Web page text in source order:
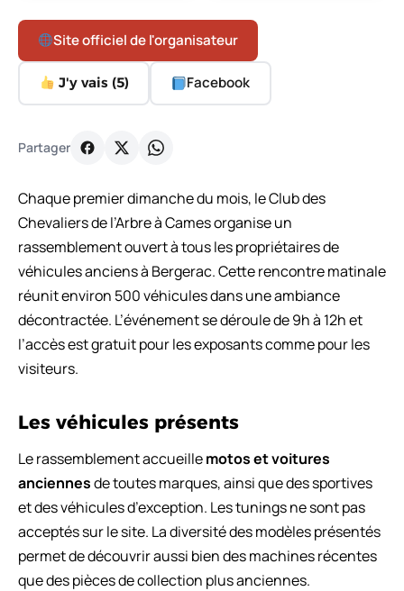
Site officiel de l'organisateur
J'y vais (5) Facebook
Partager
Chaque premier dimanche du mois, le Club des
Chevaliers de l’Arbre à Cames organise un
rassemblement ouvert à tous les propriétaires de
véhicules anciens à Bergerac. Cette rencontre matinale
réunit environ 500 véhicules dans une ambiance
décontractée. L’événement se déroule de 9h à 12h et
l’accès est gratuit pour les exposants comme pour les
visiteurs.
Les véhicules présents
Le rassemblement accueillemotos et voitures
anciennesde toutes marques, ainsi que des sportives
et des véhicules d’exception. Les tunings ne sont pas
acceptés sur le site. La diversité des modèles présentés
permet de découvrir aussi bien des machines récentes
que des pièces de collection plus anciennes.